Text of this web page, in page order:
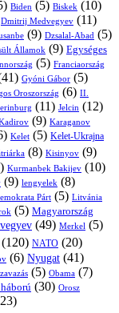
Biden (5) Biskek (10)
Dmitrij Medvegyev (11)
(9) Dzsalal-Abad (5)
Államok (9) Egységes
(5) Franciaország
Gyóni Gábor (5)
Oroszország (6) II.
(11) Jelcin (12)
(9) Karaganov
Kelet (5) Kelet-Ukrajna
(8) Kisinyov (9)
Kurmanbek Bakijev (10)
(9) lengyelek (8)
Párt (5) Litvánia
(5) Magyarország
(49) Merkel (5)
(120) NATO (20)
(6) Nyugat (41)
(5) Obama (7)
(30) Orosz